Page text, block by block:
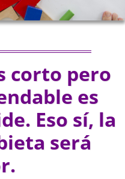
corto pero
es
Eso sí, la
será